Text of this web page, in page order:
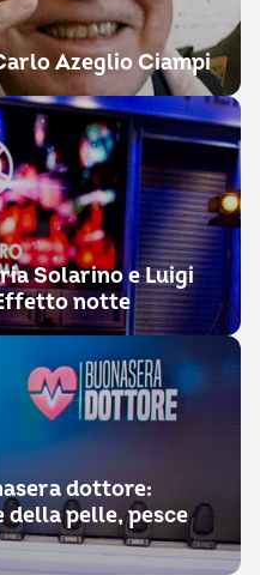
Azeglio Ciampi
Solarino e Luigi
notte
dottore:
della pelle, pesce